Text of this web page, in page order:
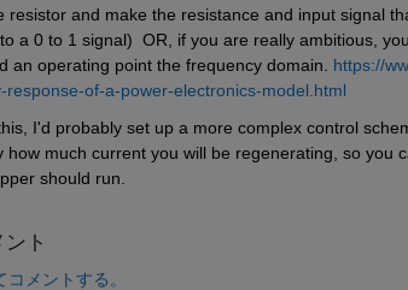
resistor and make the resistance and input signal
a 0 to 1 signal)  OR, if you are really ambitious,
an operating point the frequency domain. https://
response-of-a-power-electronics-model.html
I'd probably set up a more complex control
how much current you will be regenerating, so you
should run.
ト
メントする。